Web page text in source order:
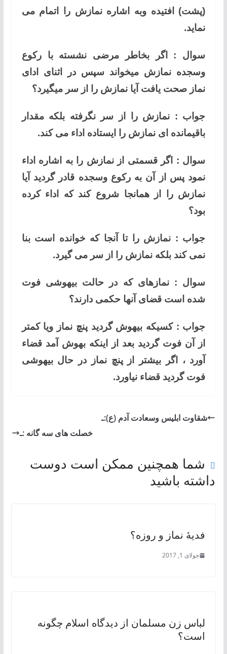
(پشت) افتیده وبه اشاره نمازش را اتمام می
نماید.
سوال : اگر بخاطر مرضی نشسته با رکوع
وسجده نمازش میخواند سپس در اثنای ادای
نماز صحت یافت آیا نمازش را از سر میگیرد؟
جواب : نمازش را از سر نگرفته بلکه مقدار
باقیمانده ای نمازش را ایستاده اداء می کند.
سوال : اگر قسمتی از نمازش را به اشاره اداء
نمود پس از آن به رکوع وسجده قادر گردید آیا
نمازش را از همانجا شروع کند که اداء کرده
بود؟
جواب : نمازش را تا آنجا که خوانده است بنا
نمی کند بلکه نمازش را از سر می گیرد.
سوال : نمازهای که در حالت بیهوشی فوت
شده است قضای آنها حکمی دارند؟
جواب : کسیکه بیهوش گردید پنچ نماز ویا کمتر
از آن فوت گردید بعد از اینکه بهوش آمد قضاء
آورد ، اگر بیشتر از پنچ نماز در حال بیهوشی
فوت گردید قضاء نیاورد.
شقاوت ابلیس وسعادت آدم (ع):ـ
خصلت های سه گانه :ـ
شما همچنین ممکن است دوست
داشته باشید
فدیۀ نماز و روزه؟
جولای 1, 2017
لباس زن مسلمان از دیدگاه اسلام چگونه
است؟